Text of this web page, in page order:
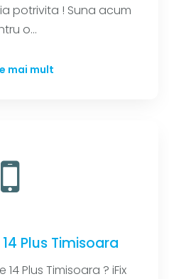
potrivita ! Suna acum
o...
mai mult
Plus Timisoara
Plus Timisoara ? iFix